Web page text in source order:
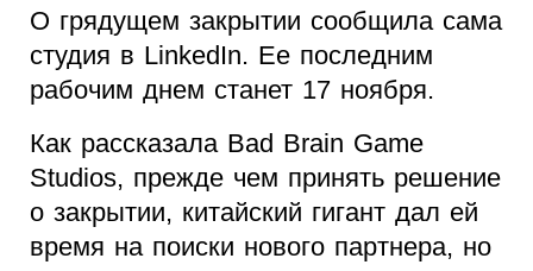
О грядущем закрытии сообщила сама
студия в LinkedIn. Ее последним
рабочим днем станет 17 ноября.
Как рассказала Bad Brain Game
Studios, прежде чем принять решение
о закрытии, китайский гигант дал ей
время на поиски нового партнера, но